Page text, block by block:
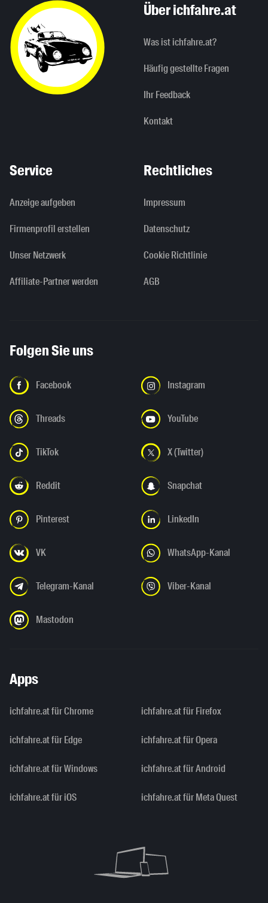
Über ichfahre.at
Was ist ichfahre.at?
Häufig gestellte Fragen
Ihr Feedback
Kontakt
Service
Anzeige aufgeben
Firmenprofil erstellen
Unser Netzwerk
Affiliate-Partner werden
Rechtliches
Impressum
Datenschutz
Cookie Richtlinie
AGB
Folgen Sie uns
Facebook Instagram
Threads YouTube
TikTok X (Twitter)
Reddit Snapchat
Pinterest LinkedIn
VK WhatsApp-Kanal
Telegram-Kanal Viber-Kanal
Mastodon
Apps
ichfahre.at für Chrome ichfahre.at für Firefox
ichfahre.at für Edge ichfahre.at für Opera
ichfahre.at für Windows ichfahre.at für Android
ichfahre.at für iOS ichfahre.at für Meta Quest